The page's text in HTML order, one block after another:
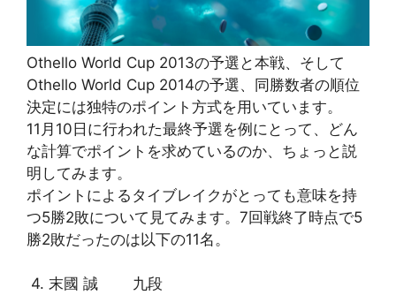
Othello World Cup 2013の予選と本戦、そして
Othello World Cup 2014の予選、同勝数者の順位
決定には独特のポイント方式を用いています。
11月10日に行われた最終予選を例にとって、どん
な計算でポイントを求めているのか、ちょっと説
明してみます。
ポイントによるタイブレイクがとっても意味を持
つ5勝2敗について見てみます。7回戦終了時点で5
勝2敗だったのは以下の11名。
4. 末國 誠 九段